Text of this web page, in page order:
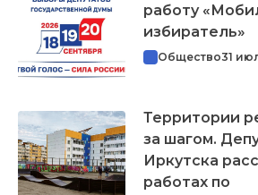
работу
избиратель»
Общество31
Территории
за шагом.
Иркутска
работах по